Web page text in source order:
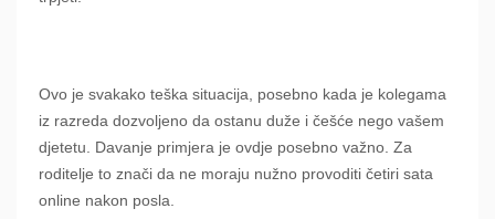
Ovo je svakako teška situacija, posebno kada je kolegama
iz razreda dozvoljeno da ostanu duže i češće nego vašem
djetetu. Davanje primjera je ovdje posebno važno. Za
roditelje to znači da ne moraju nužno provoditi četiri sata
online nakon posla.